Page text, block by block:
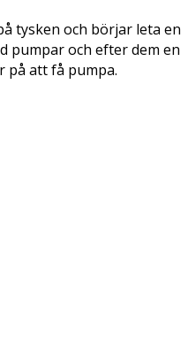
tysken och börjar leta en
pumpar och efter dem en
på att få pumpa.